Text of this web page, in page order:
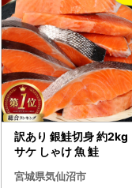
訳あり 銀鮭切身 約2kg
サケ しゃけ 魚 鮭
宮城県気仙沼市